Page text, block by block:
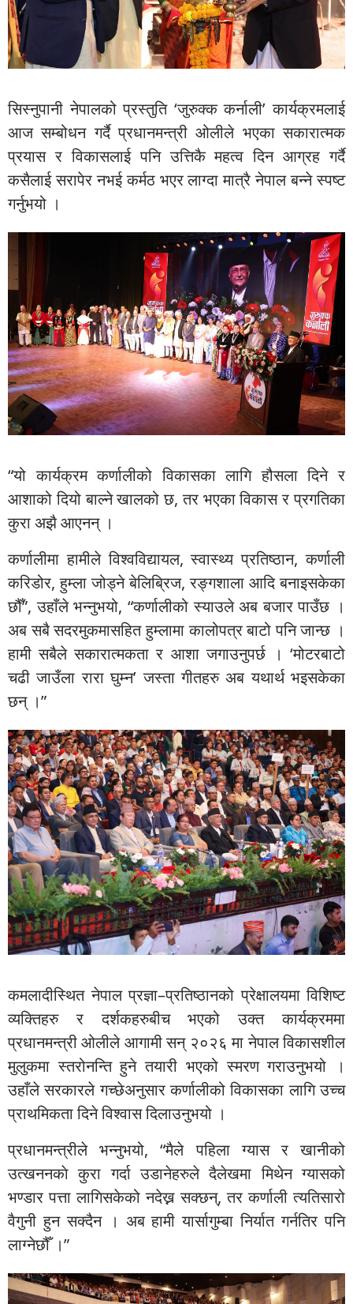
सिस्नुपानी नेपालको प्रस्तुति ‘जुरुक्क कर्नाली’ कार्यक्रमलाई
आज सम्बोधन गर्दै प्रधानमन्त्री ओलीले भएका सकारात्मक
प्रयास र विकासलाई पनि उत्तिकै महत्व दिन आग्रह गर्दै
कसैलाई सरापेर नभई कर्मठ भएर लाग्दा मात्रै नेपाल बन्ने स्पष्ट
गर्नुभयो ।
“यो कार्यक्रम कर्णालीको विकासका लागि हौसला दिने र
आशाको दियो बाल्ने खालको छ, तर भएका विकास र प्रगतिका
कुरा अझै आएनन् ।
कर्णालीमा हामीले विश्वविद्यायल, स्वास्थ्य प्रतिष्ठान, कर्णाली
करिडोर, हुम्ला जोड्ने बेलिब्रिज, रङ्गशाला आदि बनाइसकेका
छौँ”, उहाँले भन्नुभयो, “कर्णालीको स्याउले अब बजार पाउँछ ।
अब सबै सदरमुकमासहित हुम्लामा कालोपत्र बाटो पनि जान्छ ।
हामी सबैले सकारात्मकता र आशा जगाउनुपर्छ । ‘मोटरबाटो
चढी जाउँला रारा घुम्न’ जस्ता गीतहरु अब यथार्थ भइसकेका
छन् ।”
कमलादीस्थित नेपाल प्रज्ञा–प्रतिष्ठानको प्रेक्षालयमा विशिष्ट
व्यक्तिहरु र दर्शकहरुबीच भएको उक्त कार्यक्रममा
प्रधानमन्त्री ओलीले आगामी सन् २०२६ मा नेपाल विकासशील
मुलुकमा स्तरोनन्ति हुने तयारी भएको स्मरण गराउनुभयो ।
उहाँले सरकारले गच्छेअनुसार कर्णालीको विकासका लागि उच्च
प्राथमिकता दिने विश्वास दिलाउनुभयो ।
प्रधानमन्त्रीले भन्नुभयो, “मैले पहिला ग्यास र खानीको
उत्खननकाे कुरा गर्दा उडानेहरुले दैलेखमा मिथेन ग्यासको
भण्डार पत्ता लागिसकेको नदेख्न सक्छन्, तर कर्णाली त्यतिसारो
वैगुनी हुन सक्दैन । अब हामी यार्सागुम्बा निर्यात गर्नतिर पनि
लाग्नेछौँ ।”